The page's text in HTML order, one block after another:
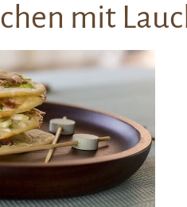
mit